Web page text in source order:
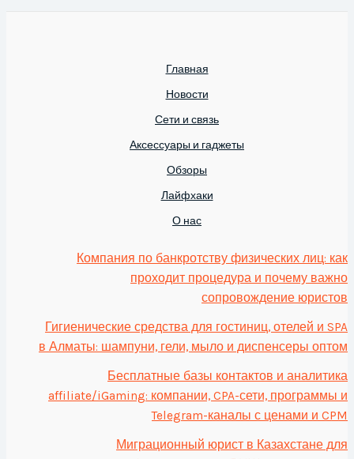
Главная
Новости
Сети и связь
Аксессуары и гаджеты
Обзоры
Лайфхаки
О нас
Компания по банкротству физических лиц: как
проходит процедура и почему важно
сопровождение юристов
Гигиенические средства для гостиниц, отелей и SPA
в Алматы: шампуни, гели, мыло и диспенсеры оптом
Бесплатные базы контактов и аналитика
affiliate/iGaming: компании, CPA-сети, программы и
Telegram-каналы с ценами и CPM
Миграционный юрист в Казахстане для